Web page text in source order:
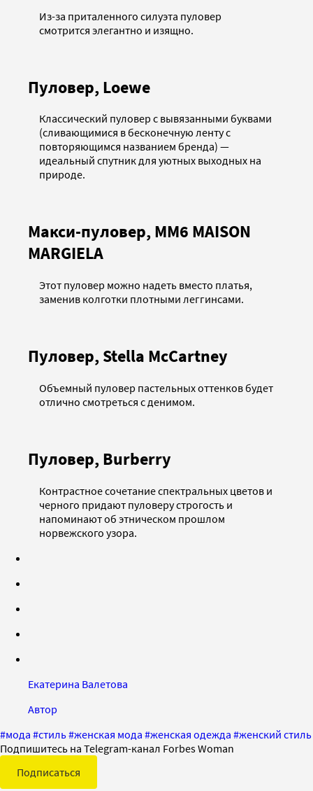
Из-за приталенного силуэта пуловер
смотрится элегантно и изящно.
Пуловер, Loewe
Классический пуловер с вывязанными буквами
(сливающимися в бесконечную ленту с
повторяющимся названием бренда) —
идеальный спутник для уютных выходных на
природе.
Макси-пуловер, MM6 MAISON
MARGIELA
Этот пуловер можно надеть вместо платья,
заменив колготки плотными леггинсами.
Пуловер, Stella McCartney
Объемный пуловер пастельных оттенков будет
отлично смотреться с денимом.
Пуловер, Burberry
Контрастное сочетание спектральных цветов и
черного придают пуловеру строгость и
напоминают об этническом прошлом
норвежского узора.
Екатерина Валетова
Автор
#мода #стиль#женская мода #женская одежда #женский стиль
Подпишитесь на Telegram-канал Forbes Woman
Подписаться